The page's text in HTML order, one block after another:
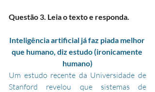
Questão 3. Leia o texto e responda.
Inteligência artificial já faz piada melhor
que humano, diz estudo (ironicamente
humano)
Um estudo recente da Universidade de
Stanford revelou que sistemas de